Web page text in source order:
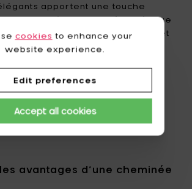
apportent une touche
chaque intérieur. Pour être sûr que
optez pour un style sobre et
un bougeoir design
?
table basse, une cheminée ou
créer une ambiance raffinée
avantages d’une cheminée
cookies to enhance your
website experience.
Edit preferences
Accept all cookies